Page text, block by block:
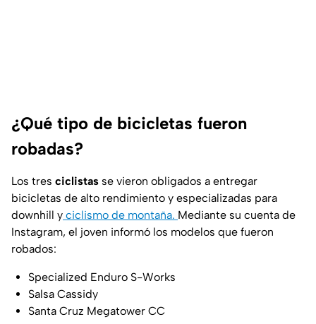
¿Qué tipo de bicicletas fueron
robadas?
Los tres ciclistas se vieron obligados a entregar
bicicletas de alto rendimiento y especializadas para
downhill y ciclismo de montaña. Mediante su cuenta de
Instagram, el joven informó los modelos que fueron
robados:
Specialized Enduro S-Works
Salsa Cassidy
Santa Cruz Megatower CC